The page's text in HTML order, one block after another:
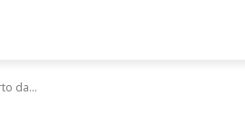
da...